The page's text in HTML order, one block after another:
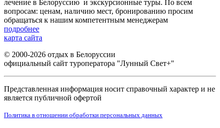
лечение в Белоруссию и экскурсионные туры. По всем
вопросам: ценам, наличию мест, бронированию просим
обращаться к нашим компетентным менеджерам
подробнее
карта сайта
© 2000-2026 отдых в Белоруссии
официальный сайт туроператора "Лунный Свет+"
Представленная информация носит справочный характер и не
является публичной офертой
Политика в отношении обработки персональных данных